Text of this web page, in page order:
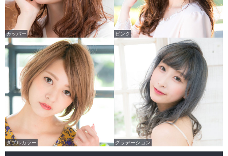
カッパー ピンク
ダブルカラー グラデーション